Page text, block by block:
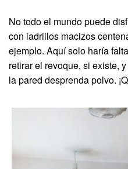
No todo el mundo puede
con ladrillos macizos
ejemplo. Aquí solo haría
retirar el revoque, si existe,
la pared desprenda polvo.